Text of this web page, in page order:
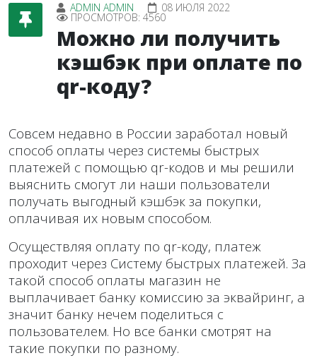
ADMIN ADMIN 08 ИЮЛЯ 2022
ПРОСМОТРОВ: 4560
Можно ли получить
кэшбэк при оплате по
qr-коду?
Совсем недавно в России заработал новый
способ оплаты через системы быстрых
платежей с помощью qr-кодов и мы решили
выяснить смогут ли наши пользователи
получать выгодный кэшбэк за покупки,
оплачивая их новым способом.
Осуществляя оплату по qr-коду, платеж
проходит через Систему быстрых платежей. За
такой способ оплаты магазин не
выплачивает банку комиссию за эквайринг, а
значит банку нечем поделиться с
пользователем. Но все банки смотрят на
такие покупки по разному.